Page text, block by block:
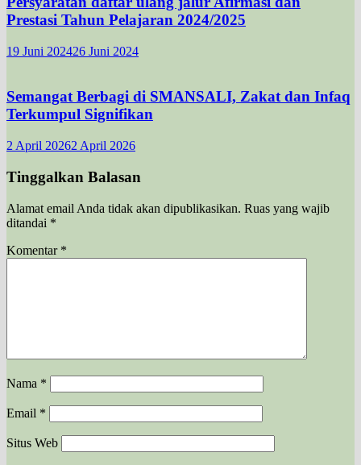
Prestasi Tahun Pelajaran 2024/2025
19 Juni 202426 Juni 2024
Semangat Berbagi di SMANSALI, Zakat dan Infaq
Terkumpul Signifikan
2 April 20262 April 2026
Tinggalkan Balasan
Alamat email Anda tidak akan dipublikasikan. Ruas yang wajib
ditandai *
Komentar *
Nama *
Email *
Situs Web